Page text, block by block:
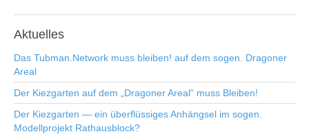
Aktuelles
Das Tubman​.​Network muss bleiben! auf dem sogen. Dragoner
Areal
Der Kiezgarten auf dem „Dragoner Areal“ muss Bleiben!
Der Kiezgarten — ein überflüssiges Anhängsel im sogen.
Modellprojekt Rathausblock?